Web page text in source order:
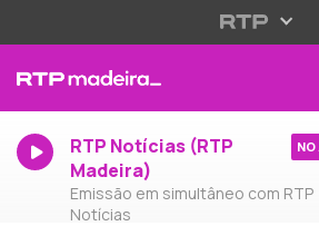
RTP Notícias (RTP
Madeira)
Emissão em simultâneo com RTP
Notícias
NO